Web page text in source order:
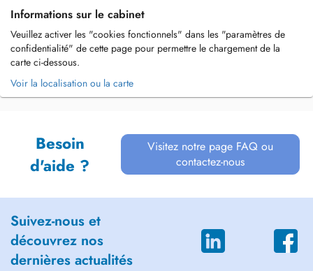
Informations sur le cabinet
Veuillez activer les "cookies fonctionnels" dans les "paramètres de
confidentialité" de cette page pour permettre le chargement de la
carte ci-dessous.
Voir la localisation ou la carte
Besoin
d'aide ?
Visitez notre page FAQ ou
contactez-nous
Suivez-nous et
découvrez nos
dernières actualités